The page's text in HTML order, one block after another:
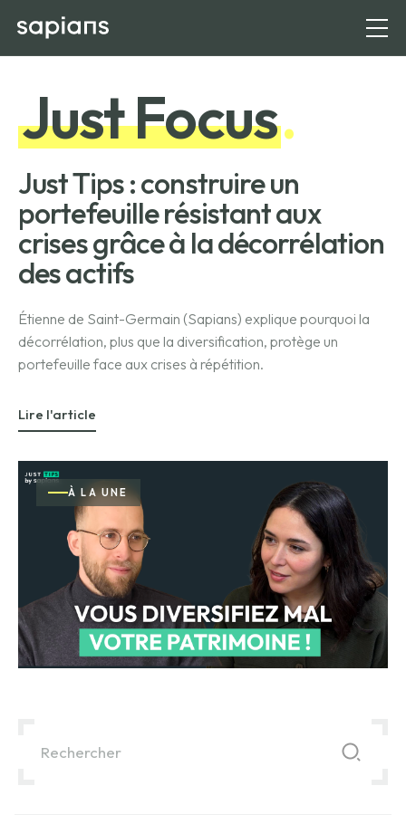
Just Focus.
Just Tips : construire un
portefeuille résistant aux
crises grâce à la décorrélation
des actifs
Étienne de Saint-Germain (Sapians) explique pourquoi la
décorrélation, plus que la diversification, protège un
portefeuille face aux crises à répétition.
Lire l'article
À LA UNE
Il s'agit d'un champ de recherche auquel est associée une